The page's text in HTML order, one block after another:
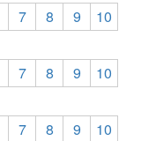
7 8 9
10
7 8 9
10
7 8 9
10